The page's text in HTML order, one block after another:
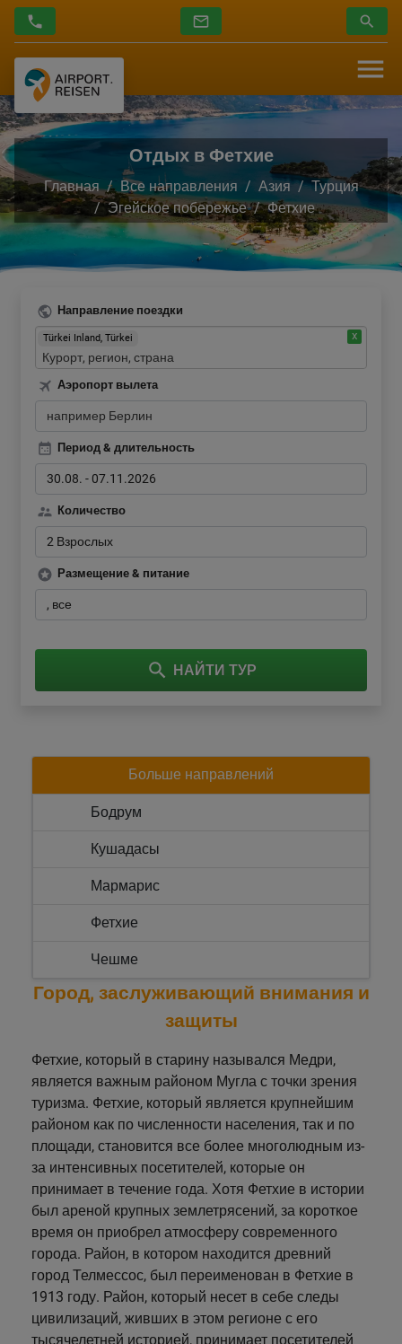
Отдых в Фетхие
Главная Все направления Азия
Турция
Эгейское побережье
Фетхие
Направление поездки
Türkei Inland, Türkei
Аэропорт вылета
Период & длительность
30.08. -07.11.2026
Количество
2 Взрослых
Размещение & питание
все
НАЙТИ ТУР
Больше направлений
Бодрум
Кушадасы
Мармарис
Фетхие
Чешме
Город, заслуживающий внимания и
защиты
Фетхие, который в старину назывался Медри,
является важным районом Мугла с точки зрения
туризма. Фетхие, который является крупнейшим
районом как по численности населения, так и по
площади, становится все более многолюдным из-
за интенсивных посетителей, которые он
принимает в течение года. Хотя Фетхие в истории
был ареной крупных землетрясений, за короткое
время он приобрел атмосферу современного
города. Район, в котором находится древний
город Телмессос, был переименован в Фетхие в
1913 году. Район, который несет в себе следы
цивилизаций, живших в этом регионе с его
тысячелетней историей, принимает посетителей